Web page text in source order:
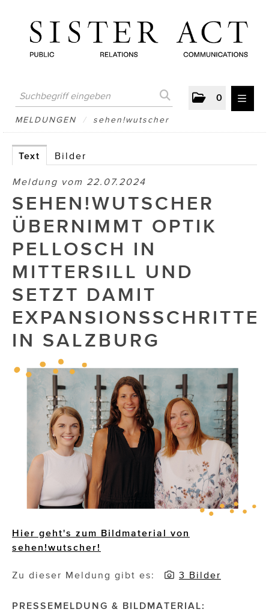
0
MELDUNGEN
AUSTRIAN PRESS DAY
ATELIER FĒ.
BewusstSchein
Brigitta Nemeth Art
CUBE
Die Dudlerei
Dominic Marcus Singer
Dominique Scharax – Move Mind Breath
Dr. Albert Fuchs
Élan Flow
Foodsavers
FREIHERZ
FRISTADS
FR!TZ EYEWEAR
GymBeam
MELDUNGEN / sehen!wutscher
Text Bilder
Meldung vom 22.07.2024
SEHEN!WUTSCHER
ÜBERNIMMT OPTIK
PELLOSCH IN
MITTERSILL UND
SETZT DAMIT
EXPANSIONSSCHRITTE
IN SALZBURG
Hier geht's zum Bildmaterial von
sehen!wutscher!
Zu dieser Meldung gibt es: 3 Bilder
PRESSEMELDUNG & BILDMATERIAL: